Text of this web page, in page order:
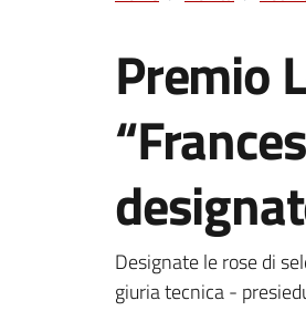
Premio
Dettagli
Designate le rose di
giuria tecnica -